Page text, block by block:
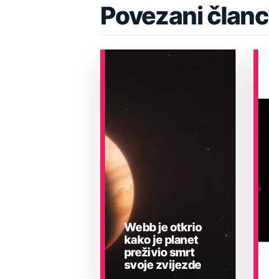
Povezani
Webb je otkrio
kako je planet
preživio smrt
svoje zvijezde